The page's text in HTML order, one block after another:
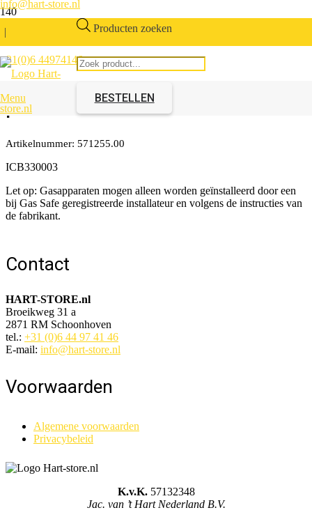
info@hart-store.nl
|
+31(0)6 44974146
Producten zoeken
BESTELLEN
Menu
Morco Knop –
potentiometer/controle
Artikelnummer: 571255.00
ICB330003
Let op: Gasapparaten mogen alleen worden geïnstalleerd door een
bij Gas Safe geregistreerde installateur en volgens de instructies van
de fabrikant.
Contact
HART-STORE.nl
Broeikweg 31 a
2871 RM Schoonhoven
tel.: +31 (0)6 44 97 41 46
E-mail: info@hart-store.nl
Voorwaarden
Algemene voorwaarden
Privacybeleid
K.v.K.57132348
Jac. van ’t Hart Nederland B.V.